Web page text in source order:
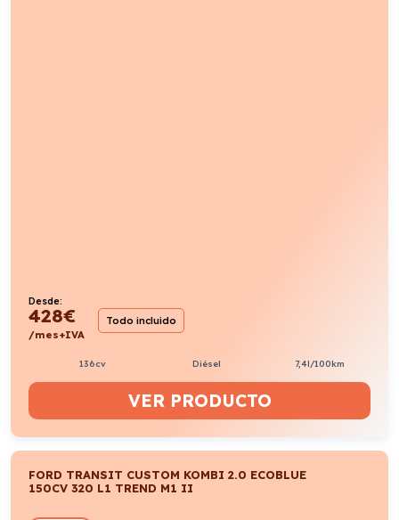
Desde:
428€
/mes+IVA
Todo incluido
136cv Diésel 7,4l/100km
VER PRODUCTO
FORD TRANSIT CUSTOM KOMBI 2.0 ECOBLUE
150CV 320 L1 TREND M1 II